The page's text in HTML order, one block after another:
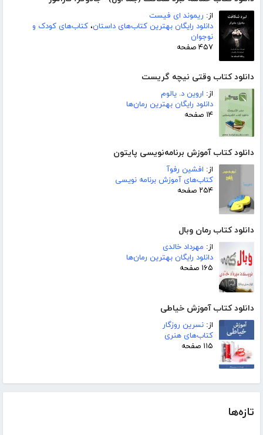
از: ریموند ای فیست
دانلود رایگان بهترین کتاب‌های داستان، کتاب‌های کودک و
نوجوان
۴۵۷ صفحه
دانلود کتاب وقتی نیچه گریست
از: اروین د. یالوم
دانلود رایگان بهترین رمان‌ها
۱۴ صفحه
دانلود کتاب آموزش برنامه‌نویسی پایتون
از: افشین رفوآ
کتاب‌های آموزش برنامه نویسی
۲۵۴ صفحه
دانلود کتاب رمان وبال
از: مهرداد خالدی
دانلود رایگان بهترین رمان‌ها
۱۶۵ صفحه
دانلود کتاب آموزش خیاطی
از: نسرین روزگار
کتاب‌های هنری
۱۱۵ صفحه
تازه‌ها